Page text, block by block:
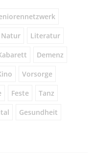
Natur Literatur
Demenz
Vorsorge
Feste Tanz
Gesundheit